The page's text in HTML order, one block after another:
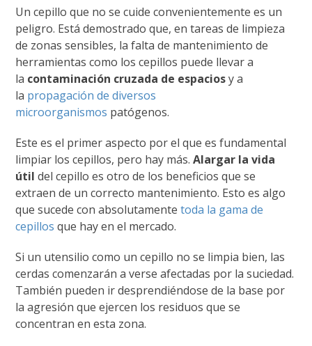
Un cepillo que no se cuide convenientemente es un
peligro. Está demostrado que, en tareas de limpieza
de zonas sensibles, la falta de mantenimiento de
herramientas como los cepillos puede llevar a
la contaminación cruzada de espaciosy a
la propagación de diversos
microorganismos patógenos.
Este es el primer aspecto por el que es fundamental
limpiar los cepillos, pero hay más.Alargar la vida
útildel cepillo es otro de los beneficios que se
extraen de un correcto mantenimiento. Esto es algo
que sucede con absolutamentetoda la gama de
cepillos que hay en el mercado.
Si un utensilio como un cepillo no se limpia bien, las
cerdas comenzarán a verse afectadas por la suciedad.
También pueden ir desprendiéndose de la base por
la agresión que ejercen los residuos que se
concentran en esta zona.